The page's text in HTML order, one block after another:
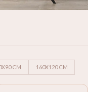
CM 160X120 CM